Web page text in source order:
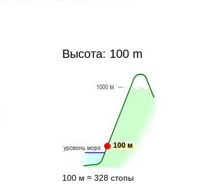
Высота: 100 m
100 м
100 м ≈ 328 стопы